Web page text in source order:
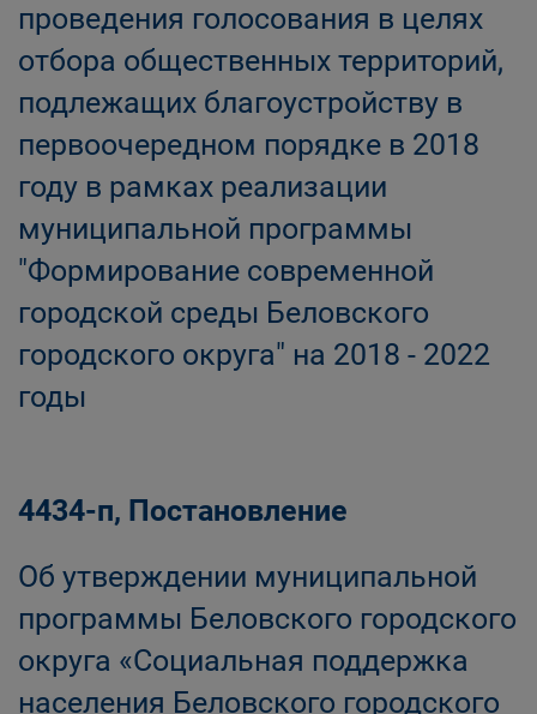
проведения голосования в целях
отбора общественных территорий,
подлежащих благоустройству в
первоочередном порядке в 2018
году в рамках реализации
муниципальной программы
"Формирование современной
городской среды Беловского
городского округа" на 2018 - 2022
годы
4434-п, Постановление
Об утверждении муниципальной
программы Беловского городского
округа «Социальная поддержка
населения Беловского городского